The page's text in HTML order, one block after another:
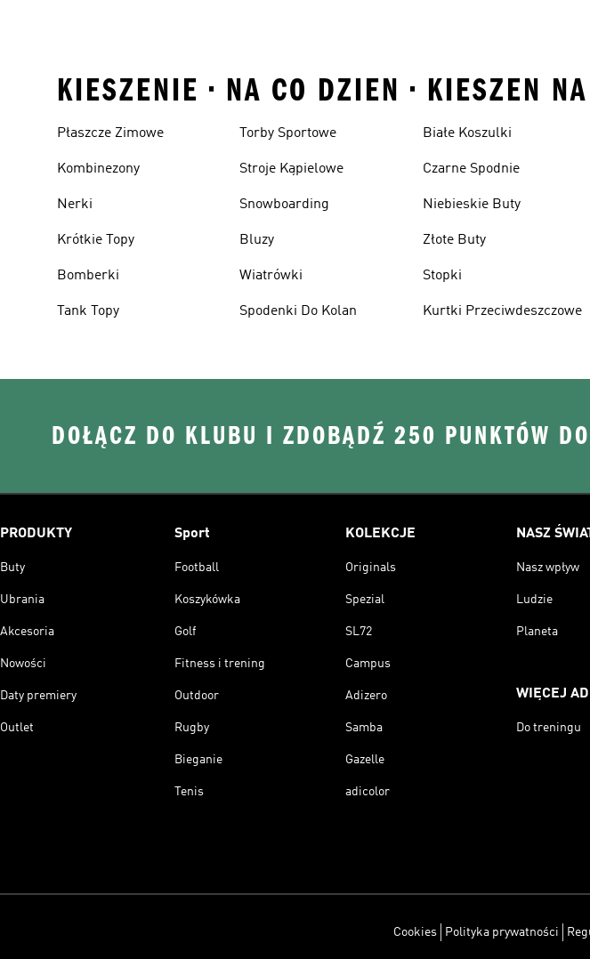
KIESZENIE • NA CO DZIEN • KIESZEN
Płaszcze Zimowe
Kombinezony
Nerki
Krótkie Topy
Bomberki
Tank Topy
Torby Sportowe
Stroje Kąpielowe
Snowboarding
Bluzy
Wiatrówki
Spodenki Do Kolan
Białe Koszulki
Czarne Spodnie
Niebieskie Buty
Złote Buty
Stopki
Kurtki Przeciwdeszczowe
DOŁĄCZ DO KLUBU I ZDOBĄDŹ 250 PUNKTÓW
PRODUKTY
Buty
Ubrania
Akcesoria
Nowości
Daty premiery
Outlet
Sport
Football
Koszykówka
Golf
Fitness i trening
Outdoor
Rugby
Bieganie
Tenis
KOLEKCJE
Originals
Spezial
SL72
Campus
Adizero
Samba
Gazelle
adicolor
NASZ
Nasz wpływ
Ludzie
Planeta
WIĘCEJ
Do treningu
Cookies Polityka prywatności